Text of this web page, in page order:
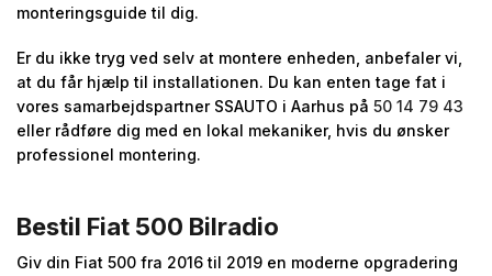
monteringsguide til dig.
Er du ikke tryg ved selv at montere enheden, anbefaler vi,
at du får hjælp til installationen. Du kan enten tage fat i
vores samarbejdspartner SSAUTO i Aarhus på 50 14 79 43
eller rådføre dig med en lokal mekaniker, hvis du ønsker
professionel montering.
Bestil Fiat 500 Bilradio
Giv din Fiat 500 fra 2016 til 2019 en moderne opgradering